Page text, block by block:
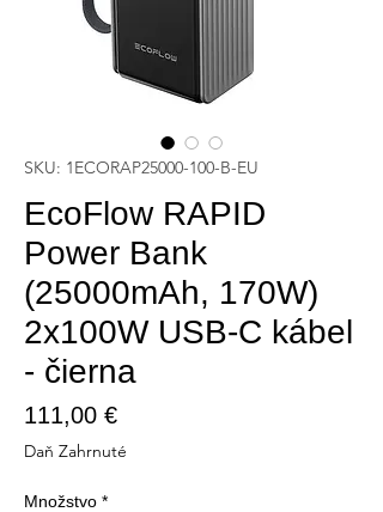
SKU: 1ECORAP25000-100-B-EU
EcoFlow RAPID
Power Bank
(25000mAh, 170W)
2x100W USB-C kábel
- čierna
111,00 €Price
Daň Zahrnuté
Množstvo *